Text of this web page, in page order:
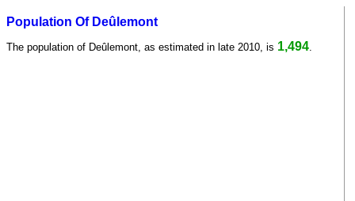
Population Of Deûlemont
The population of Deûlemont, as estimated in late 2010, is 1,494